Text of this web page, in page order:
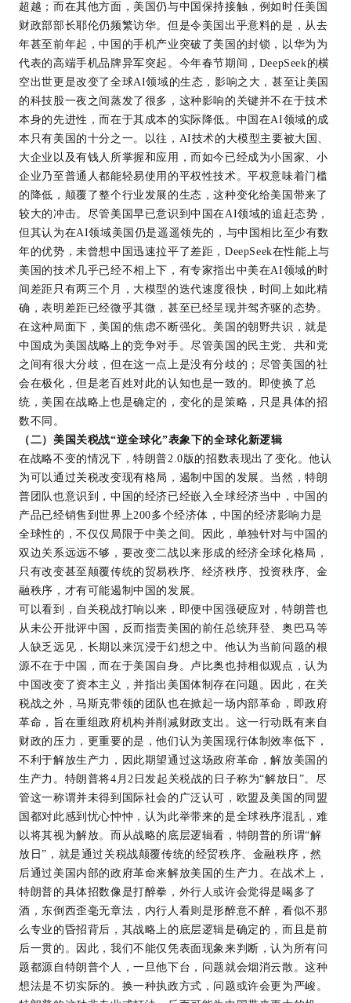
超越；而在其他方面，美国仍与中国保持接触，例如时任美国
财政部部长耶伦仍频繁访华。但是令美国出乎意料的是，从去
年甚至前年起，中国的手机产业突破了美国的封锁，以华为为
代表的高端手机品牌异军突起。今年春节期间，DeepSeek的横
空出世更是改变了全球AI领域的生态，影响之大，甚至让美国
的科技股一夜之间蒸发了很多，这种影响的关键并不在于技术
本身的先进性，而在于其成本的实际降低。中国在AI领域的成
本只有美国的十分之一。以往，AI技术的大模型主要被大国、
大企业以及有钱人所掌握和应用，而如今已经成为小国家、小
企业乃至普通人都能轻易使用的平权性技术。平权意味着门槛
的降低，颠覆了整个行业发展的生态，这种变化给美国带来了
较大的冲击。尽管美国早已意识到中国在AI领域的追赶态势，
但其认为在AI领域美国仍是遥遥领先的，与中国相比至少有数
年的优势，未曾想中国迅速拉平了差距，DeepSeek在性能上与
美国的技术几乎已经不相上下，有专家指出中美在AI领域的时
间差距只有两三个月，大模型的迭代速度很快，时间上如此精
确，表明差距已经微乎其微，甚至已经呈现并驾齐驱的态势。
在这种局面下，美国的焦虑不断强化。美国的朝野共识，就是
中国成为美国战略上的竞争对手。尽管美国的民主党、共和党
之间有很大分歧，但在这一点上是没有分歧的；尽管美国的社
会在极化，但是老百姓对此的认知也是一致的。即使换了总
统，美国在战略上也是确定的，变化的是策略，只是具体的招
数不同。
（二）美国关税战“逆全球化”表象下的全球化新逻辑
在战略不变的情况下，特朗普2.0版的招数表现出了变化。他认
为可以通过关税改变现有格局，遏制中国的发展。当然，特朗
普团队也意识到，中国的经济已经嵌入全球经济当中，中国的
产品已经销售到世界上200多个经济体，中国的经济影响力是
全球性的，不仅仅局限于中美之间。因此，单独针对与中国的
双边关系远远不够，要改变二战以来形成的经济全球化格局，
只有改变甚至颠覆传统的贸易秩序、经济秩序、投资秩序、金
融秩序，才有可能遏制中国的发展。
可以看到，自关税战打响以来，即便中国强硬应对，特朗普也
从未公开批评中国，反而指责美国的前任总统拜登、奥巴马等
人缺乏远见，长期以来沉浸于幻想之中。他认为当前问题的根
源不在于中国，而在于美国自身。卢比奥也持相似观点，认为
中国改变了资本主义，并指出美国体制存在问题。因此，在关
税战之外，马斯克带领的团队也在掀起一场内部革命，即政府
革命，旨在重组政府机构并削减财政支出。这一行动既有来自
财政的压力，更重要的是，他们认为美国现行体制效率低下，
不利于解放生产力，因此期望通过这场政府革命，解放美国的
生产力。特朗普将4月2日发起关税战的日子称为“解放日”。尽
管这一称谓并未得到国际社会的广泛认可，欧盟及美国的同盟
国都对此感到忧心忡忡，认为此举带来的是全球秩序混乱，难
以将其视为解放。而从战略的底层逻辑看，特朗普的所谓“解
放日”，就是通过关税战颠覆传统的经贸秩序、金融秩序，然
后通过美国内部的政府革命来解放美国的生产力。在战术上，
特朗普的具体招数像是打醉拳，外行人或许会觉得是喝多了
酒，东倒西歪毫无章法，内行人看则是形醉意不醉，看似不那
么专业的昏招背后，其战略上的底层逻辑是确定的，而且是前
后一贯的。因此，我们不能仅凭表面现象来判断，认为所有问
题都源自特朗普个人，一旦他下台，问题就会烟消云散。这种
想法是不切实际的。换一种执政方式，问题或许会更为严峻。